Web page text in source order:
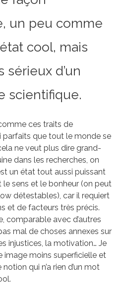
un peu comme
cool, mais
sérieux d’un
scientifique.
ces traits de
parfaits que tout le monde se
ne veut plus dire grand-
dans les recherches, on
un état tout aussi puissant
le sens et le bonheur (on peut
détestables), car il requiert
et de facteurs très précis.
comparable avec d’autres
mal de choses annexes sur
injustices, la motivation… Je
image moins superficielle et
qui n’a rien d’un mot